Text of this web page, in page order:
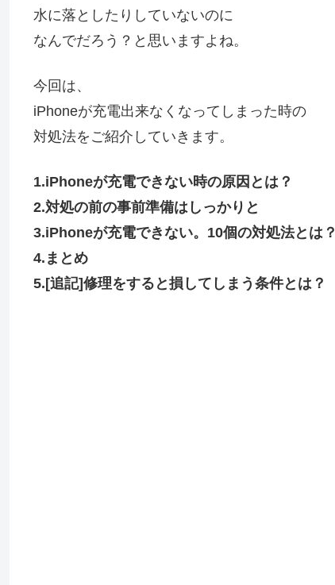
水に落としたりしていないのに
なんでだろう？と思いますよね。
今回は、
iPhoneが充電出来なくなってしまった時の
対処法をご紹介していきます。
1.iPhoneが充電できない時の原因とは？
2.対処の前の事前準備はしっかりと
3.iPhoneが充電できない。10個の対処法とは？
4.まとめ
5.[追記]修理をすると損してしまう条件とは？